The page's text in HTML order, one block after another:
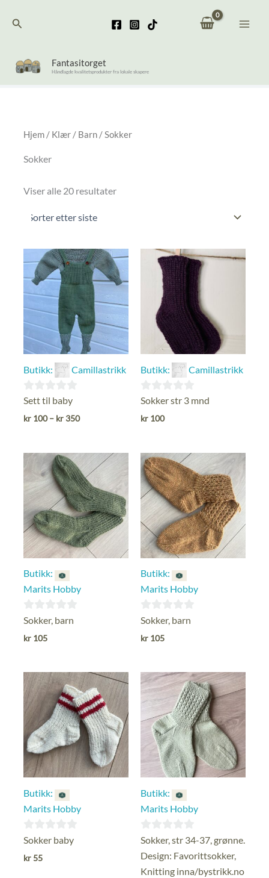
rettSøk
Fantasitorget
Håndlagde kvalitetsprodukter fra lokale skapere
Hjem / Klær / Barn / Sokker
Sokker
Viser alle 20 resultaterSortert
Butikk: Camillastrikk
0
ut
Sett til baby
kr 100 – kr 350Prisområde:
Butikk: Camillastrikk
0
ut
Sokker str 3 mnd
kr 100
Butikk:
Marits Hobby
0
ut
Sokker, barn
kr 105
Butikk:
Marits Hobby
0
ut
Sokker, barn
kr 105
Butikk:
Marits Hobby
0
ut
Sokker baby
kr55
Butikk:
Marits Hobby
0
ut
av
Sokker, str 34-37, grønne.
Design: Favorittsokker,
Knitting inna/bystrikk.no